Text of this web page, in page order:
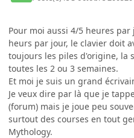
Pour moi aussi 4/5 heures
heurs par jour, le clavier doit
toujours les piles d'origine, la
toutes les 2 ou 3 semaines.
Et moi je suis un grand
Je veux dire par là que je
(forum) mais je joue peu
surtout des courses en tout
Mythology.